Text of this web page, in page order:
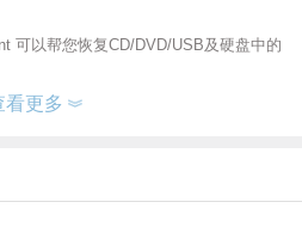
可以帮您恢复CD/DVD/USB及硬盘中的
创建所喜爱音乐的播放列表或 CD 混音
局限于单一的刻录，还有表面扫描功能
音乐复制到 CD，甚至将高清电影复制
看更多